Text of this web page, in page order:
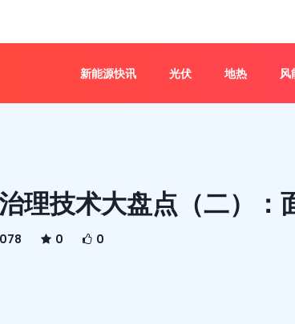
新能源快讯 光伏 地热 风
理技术大盘点（二）：
0 0